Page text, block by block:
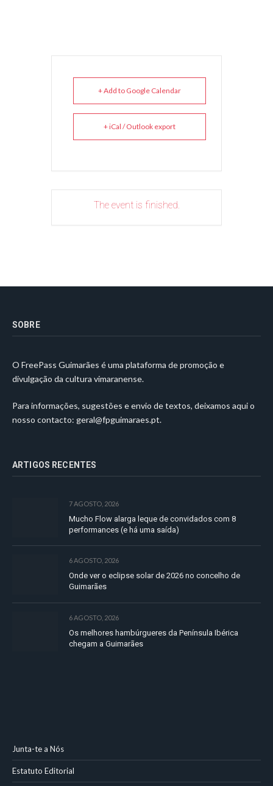
+ Add to Google Calendar
+ iCal / Outlook export
The event is finished.
SOBRE
O FreePass Guimarães é uma plataforma de promoção e
divulgação da cultura vimaranense.
Para informações, sugestões e envio de textos, deixamos aqui o
nosso contacto: geral@fpguimaraes.pt.
ARTIGOS RECENTES
7 AGOSTO, 2026
Mucho Flow alarga leque de convidados com 8
performances (e há uma saída)
6 AGOSTO, 2026
Onde ver o eclipse solar de 2026 no concelho de
Guimarães
6 AGOSTO, 2026
Os melhores hambúrgueres da Península Ibérica
chegam a Guimarães
Junta-te a Nós
Estatuto Editorial